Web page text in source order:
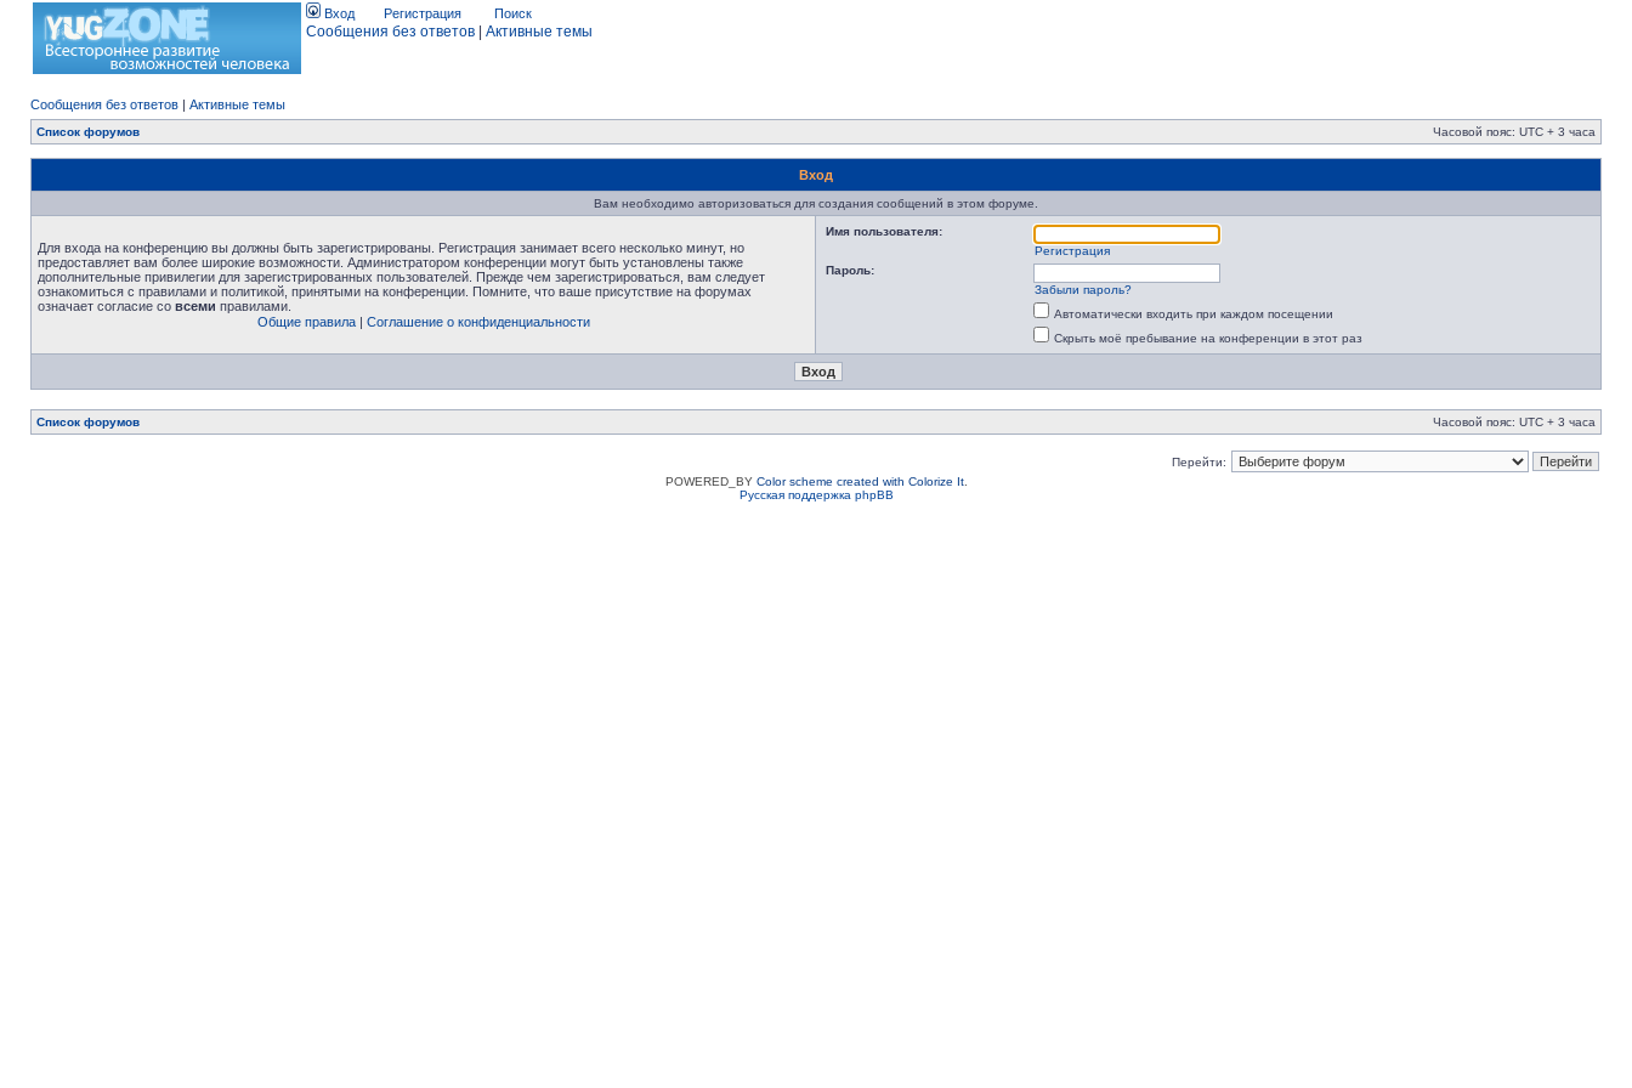
Вход Регистрация Поиск
Сообщения без ответов Активные темы
Сообщения без ответов | Активные темы
Список форумов Часовой пояс: UTC + 3 часа
Вход
Вам необходимо авторизоваться для создания сообщений в этом форуме.
Для входа на конференцию вы должны быть зарегистрированы. Регистрация занимает всего несколько минут, но
предоставляет вам более широкие возможности. Администратором конференции могут быть установлены также
дополнительные привилегии для зарегистрированных пользователей. Прежде чем зарегистрироваться, вам следует
ознакомиться с правилами и политикой, принятыми на конференции. Помните, что ваше присутствие на форумах
означает согласие со всеми правилами.
Общие правила| Соглашение о конфиденциальности
Имя пользователя:
Регистрация
Пароль:
Забыли пароль?
Автоматически входить при каждом посещении
Скрыть моё пребывание на конференции в этот раз
Список форумов Часовой пояс: UTC + 3 часа
Перейти:
POWERED_BY Color scheme created with Colorize It.
Русская поддержка phpBB